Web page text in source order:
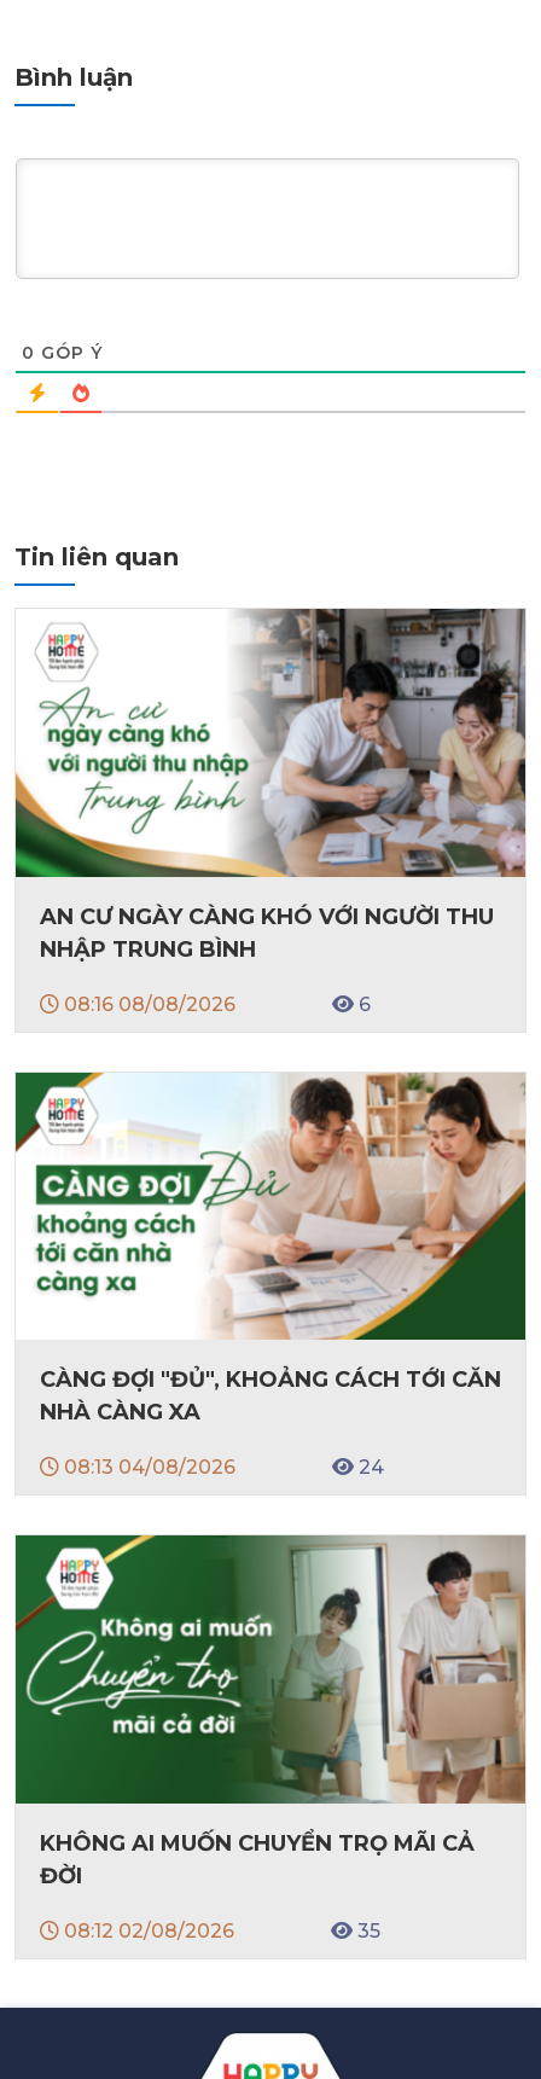
Bình luận
0 GÓP Ý
Tin liên quan
AN CƯ NGÀY CÀNG KHÓ VỚI NGƯỜI THU
NHẬP TRUNG BÌNH
08:16 08/08/2026 6
CÀNG ĐỢI "ĐỦ", KHOẢNG CÁCH TỚI CĂN
NHÀ CÀNG XA
08:13 04/08/2026 24
KHÔNG AI MUỐN CHUYỂN TRỌ MÃI CẢ
ĐỜI
08:12 02/08/2026 35